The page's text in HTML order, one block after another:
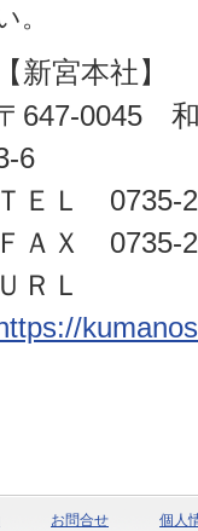
。
【新宮本社】
647-0045
6
ＴＥＬ 0735-
ＦＡＸ 0735-
ＵＲＬ
お問合せ 個人